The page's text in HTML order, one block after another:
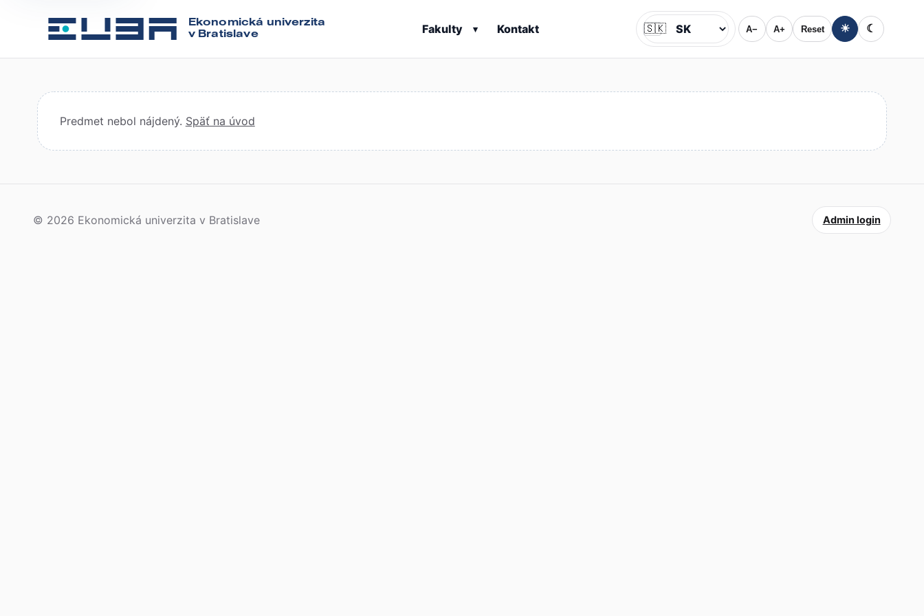
Ekonomická univerzita
v Bratislave
Fakulty ▾ Kontakt Jazyk
🇸🇰 A− A+ Reset ☀ ☾
Predmet nebol nájdený. Späť na úvod
© 2026 Ekonomická univerzita v Bratislave Admin login